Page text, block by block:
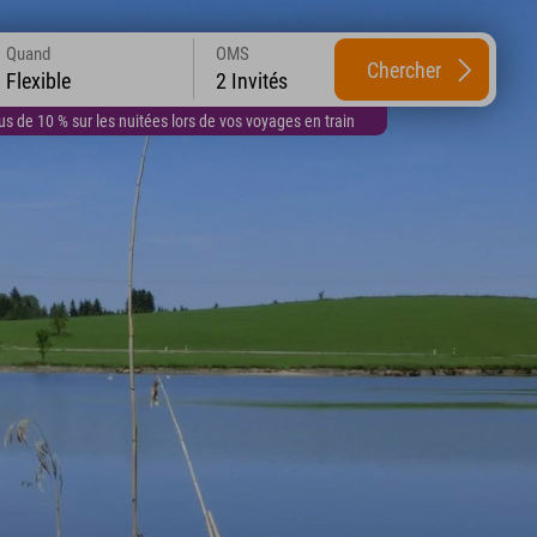
de 10 % sur les nuitées lors de vos voyages en train
Quand
Flexible
OMS
2 Invités Chercher